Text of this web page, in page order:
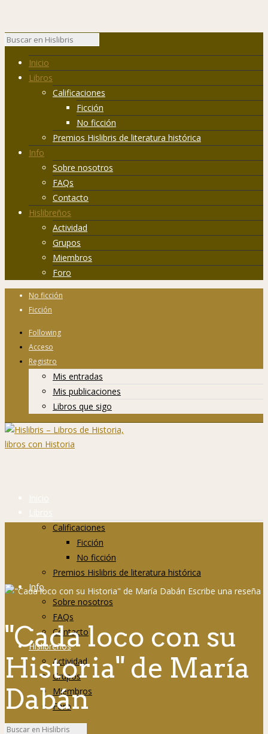
Inicio
Libros
Calificaciones
Ficción
No ficción
Premios Hislibris de literatura histórica
Info
Sobre nosotros
FAQs
Contacto
Hislibreños
Actividad
Grupos
Miembros
Foro
No ficción
Ficción
Following
Acceso
Registro
Mis entradas
Mis publicaciones
Libros que sigo
Inicio
Libros
Calificaciones
Ficción
No ficción
Premios Hislibris de literatura histórica
Info
Sobre nosotros
FAQs
Contacto
Hislibreños
Actividad
Grupos
Miembros
Foro
"Cada loco con su
Historia" de María
Dabán